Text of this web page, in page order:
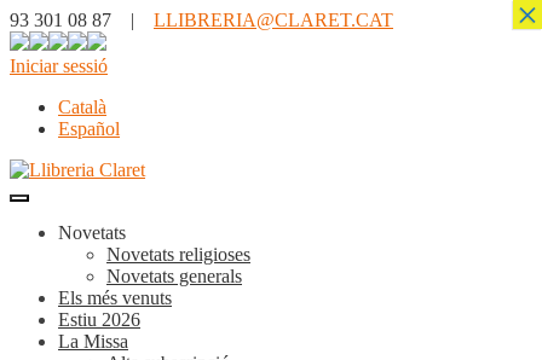
93 301 08 87 | LLIBRERIA@CLARET.CAT
Iniciar sessió
Català
Español
Novetats
Novetats religioses
Novetats generals
Els més venuts
Estiu 2026
La Missa
×